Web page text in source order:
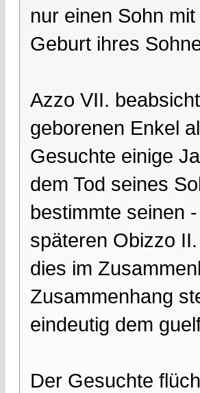
nur einen Sohn
Geburt ihres
Azzo VII.
geborenen Enkel
Gesuchte einige
dem Tod seines
bestimmte seinen
späteren Obizzo
dies im
Zusammenhang
eindeutig dem
Der Gesuchte